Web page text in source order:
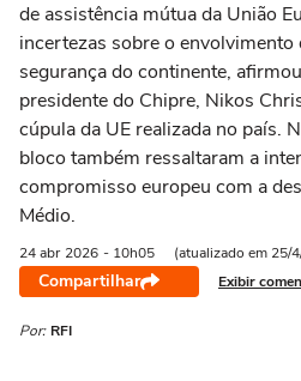
de assistência mútua da União
incertezas sobre o
segurança do continente,
presidente do Chipre, Nikos
cúpula da UE realizada no país.
bloco também ressaltaram a
compromisso europeu com a
Médio.
24 abr 2026 - 10h05 (atualizado em 25/
Compartilhar Exibir
Por: RFI